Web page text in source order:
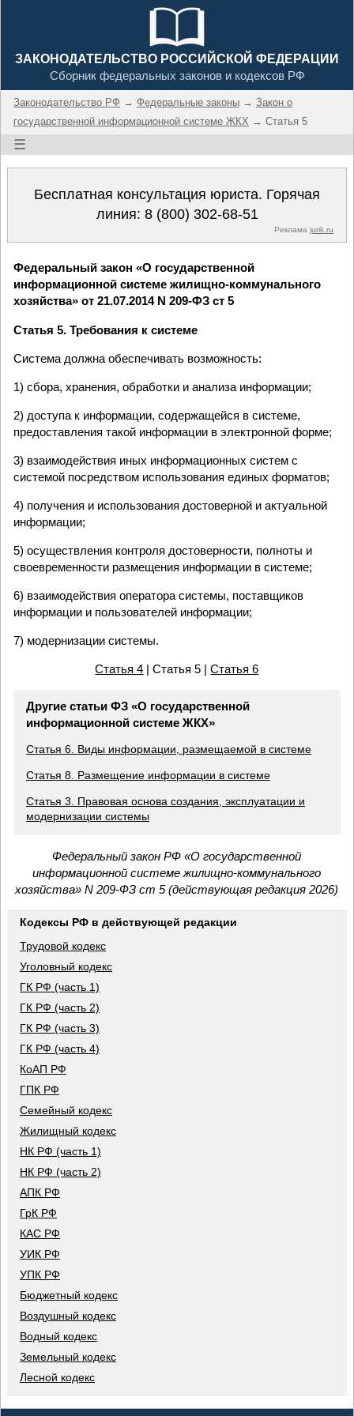
ЗАКОНОДАТЕЛЬСТВО РОССИЙСКОЙ ФЕДЕРАЦИИ
Сборник федеральных законов и кодексов РФ
Законодательство РФ → Федеральные законы → Закон о
государственной информационной системе ЖКХ → Статья 5
☰
Бесплатная консультация юриста. Горячая
линия: 8 (800) 302-68-51
Реклама jurik.ru
Федеральный закон «О государственной
информационной системе жилищно-коммунального
хозяйства» от 21.07.2014 N 209-ФЗ ст 5
Статья 5. Требования к системе
Система должна обеспечивать возможность:
1) сбора, хранения, обработки и анализа информации;
2) доступа к информации, содержащейся в системе,
предоставления такой информации в электронной форме;
3) взаимодействия иных информационных систем с
системой посредством использования единых форматов;
4) получения и использования достоверной и актуальной
информации;
5) осуществления контроля достоверности, полноты и
своевременности размещения информации в системе;
6) взаимодействия оператора системы, поставщиков
информации и пользователей информации;
7) модернизации системы.
Статья 4 | Статья 5 |Статья 6
Другие статьи ФЗ «О государственной
информационной системе ЖКХ»
Статья 6. Виды информации, размещаемой в системе
Статья 8. Размещение информации в системе
Статья 3. Правовая основа создания, эксплуатации и
модернизации системы
Федеральный закон РФ «О государственной
информационной системе жилищно-коммунального
хозяйства» N 209-ФЗ ст 5 (действующая редакция 2026)
Кодексы РФ в действующей редакции
Трудовой кодекс
Уголовный кодекс
ГК РФ (часть 1)
ГК РФ (часть 2)
ГК РФ (часть 3)
ГК РФ (часть 4)
КоАП РФ
ГПК РФ
Семейный кодекс
Жилищный кодекс
НК РФ (часть 1)
НК РФ (часть 2)
АПК РФ
ГрК РФ
КАС РФ
УИК РФ
УПК РФ
Бюджетный кодекс
Воздушный кодекс
Водный кодекс
Земельный кодекс
Лесной кодекс